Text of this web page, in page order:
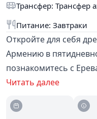
Трансфер: Трансфер
Питание: Завтраки
Откройте для себя
Армению в
познакомитесь с
городов мира,
языческой и
Читать далее